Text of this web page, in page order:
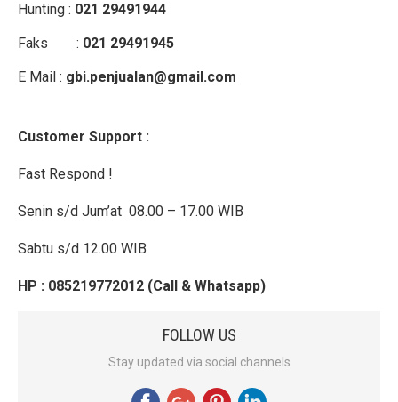
Hunting : 021 29491944
Faks : 021 29491945
E Mail : gbi.penjualan@gmail.com
Customer Support :
Fast Respond !
Senin s/d Jum’at 08.00 – 17.00 WIB
Sabtu s/d 12.00 WIB
HP : 085219772012 (Call & Whatsapp)
FOLLOW US
Stay updated via social channels